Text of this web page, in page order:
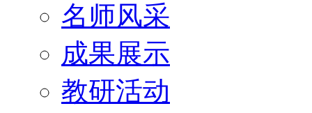
名师风采
成果展示
教研活动